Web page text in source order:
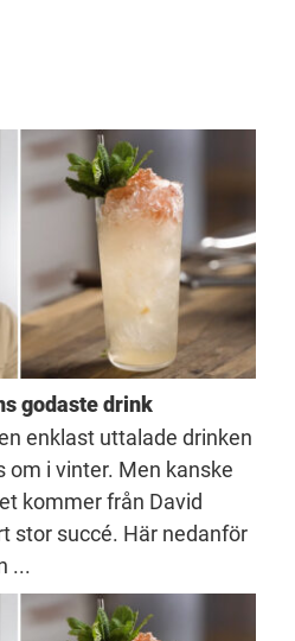
godaste drink
enklast uttalade drinken
om i vinter. Men kanske
kommer från David
stor succé. Här nedanför
...